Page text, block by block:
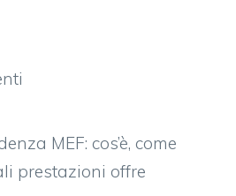
MEF: cos’è, come
prestazioni offre